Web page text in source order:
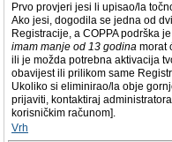
Prvo provjeri jesi li upisao/la
Ako jesi, dogodila se jedna od
Registracije, a COPPA podrška
imam manje od 13 godina morat
ili je možda potrebna aktivacija
obavijest ili prilikom same
Ukoliko si eliminirao/la obje
prijaviti, kontaktiraj
korisničkim računom].
Vrh